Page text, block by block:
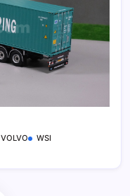
VOLVO WSI